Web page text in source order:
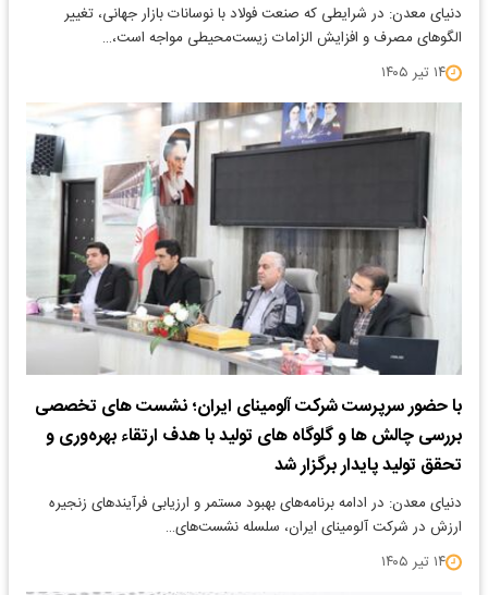
دنیای معدن: در شرایطی که صنعت فولاد با نوسانات بازار جهانی، تغییر
الگوهای مصرف و افزایش الزامات زیست‌محیطی مواجه است،…
۱۴ تیر ۱۴۰۵
با حضور سرپرست شرکت آلومینای ایران؛ نشست های تخصصی
بررسی چالش ها و گلوگاه های تولید با هدف ارتقاء بهره‌وری و
تحقق تولید پایدار برگزار شد
دنیای معدن: در ادامه برنامه‌های بهبود مستمر و ارزیابی فرآیندهای زنجیره
ارزش در شرکت آلومینای ایران، سلسله نشست‌های…
۱۴ تیر ۱۴۰۵